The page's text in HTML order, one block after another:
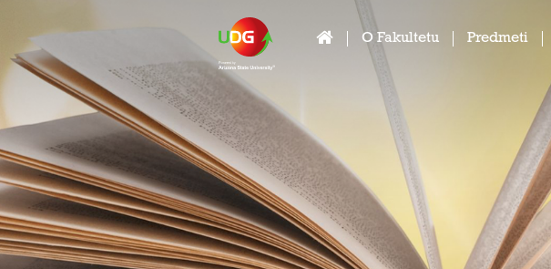
O Fakultetu Predmeti